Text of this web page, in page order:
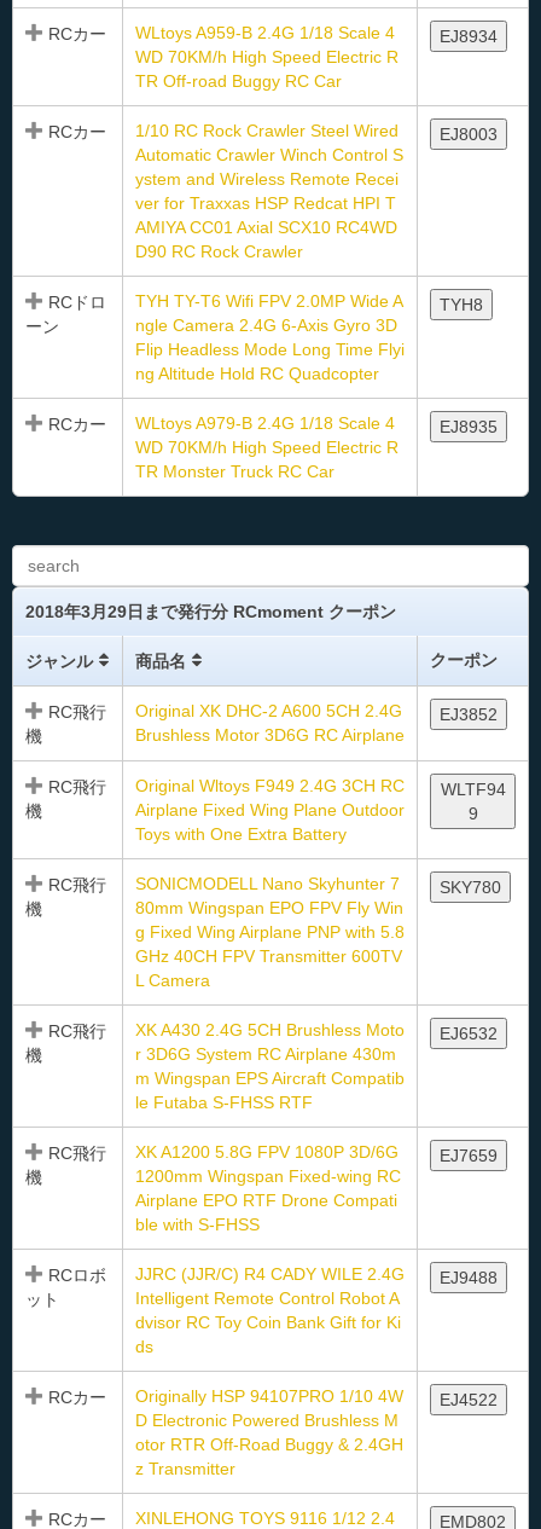
RCカー
WLtoys A959-B 2.4G 1/18 Scale 4
WD 70KM/h High Speed Electric R
TR Off-road Buggy RC Car
EJ8934
RCカー
1/10 RC Rock Crawler Steel Wired
Automatic Crawler Winch Control S
ystem and Wireless Remote Recei
ver for Traxxas HSP Redcat HPI T
AMIYA CC01 Axial SCX10 RC4WD
D90 RC Rock Crawler
EJ8003
RCドロ
ーン
TYH TY-T6 Wifi FPV 2.0MP Wide A
ngle Camera 2.4G 6-Axis Gyro 3D
Flip Headless Mode Long Time Flyi
ng Altitude Hold RC Quadcopter
TYH8
RCカー
WLtoys A979-B 2.4G 1/18 Scale 4
WD 70KM/h High Speed Electric R
TR Monster Truck RC Car
EJ8935
2018年3月29日まで発行分 RCmoment クーポン
ジャンル 商品名 クーポン
RC飛行
機
Original XK DHC-2 A600 5CH 2.4G
Brushless Motor 3D6G RC Airplane
EJ3852
RC飛行
機
Original Wltoys F949 2.4G 3CH RC
Airplane Fixed Wing Plane Outdoor
Toys with One Extra Battery
WLTF94
9
RC飛行
機
SONICMODELL Nano Skyhunter 7
80mm Wingspan EPO FPV Fly Win
g Fixed Wing Airplane PNP with 5.8
GHz 40CH FPV Transmitter 600TV
L Camera
SKY780
RC飛行
機
XK A430 2.4G 5CH Brushless Moto
r 3D6G System RC Airplane 430m
m Wingspan EPS Aircraft Compatib
le Futaba S-FHSS RTF
EJ6532
RC飛行
機
XK A1200 5.8G FPV 1080P 3D/6G
1200mm Wingspan Fixed-wing RC
Airplane EPO RTF Drone Compati
ble with S-FHSS
EJ7659
RCロボ
ット
JJRC (JJR/C) R4 CADY WILE 2.4G
Intelligent Remote Control Robot A
dvisor RC Toy Coin Bank Gift for Ki
ds
EJ9488
RCカー
Originally HSP 94107PRO 1/10 4W
D Electronic Powered Brushless M
otor RTR Off-Road Buggy & 2.4GH
z Transmitter
EJ4522
RCカー
XINLEHONG TOYS 9116 1/12 2.4
EMD802